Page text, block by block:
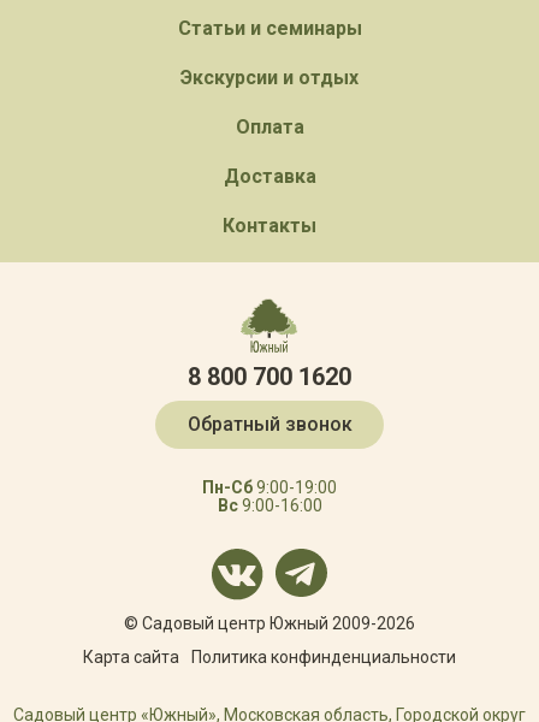
Статьи и семинары
Экскурсии и отдых
Оплата
Доставка
Контакты
8 800 700 1620
Обратный звонок
Пн-Сб9:00-19:00
Вс9:00-16:00
© Садовый центр Южный 2009-2026
Карта сайта
Политика конфинденциальности
Садовый центр «Южный», Московская область, Городской округ